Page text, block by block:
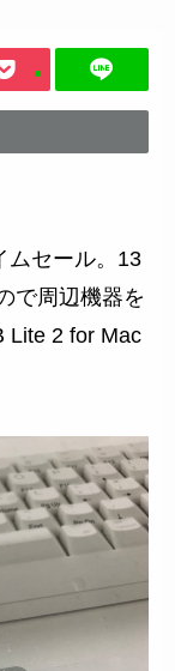
ムセール。13
で周辺機器を
Lite 2 for Mac